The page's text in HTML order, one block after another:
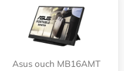
Asus ouch MB16AMT